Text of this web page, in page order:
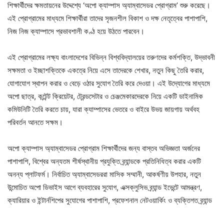
শিক্ষার্থীদের ক্ষমতায়নের উদ্দেশ্যে ‘অপো ক্যাম্পাস অ্যাম্বাসেডর প্রোগ্রাম’ শুরু করেছে।
এই প্রোগ্রামের মাধ্যমে শিক্ষার্থীরা তাদের সৃজনশীল বিকাশ ও দক্ষ নেতৃত্বের পাশাপাশি,
নিজ নিজ ক্যাম্পাসে প্রভাবশালী কণ্ঠ হয়ে উঠতে পারবেন।
এই প্রোগ্রামের লক্ষ্য বাংলাদেশের বিভিন্ন বিশ্ববিদ্যালয়ের তরুণদের কর্মশক্তি, উদ্ভাবনী
সক্ষমতা ও ইচ্ছাশক্তিকে একত্রে নিয়ে এসে তাদেরকে শেখার, নতুন কিছু তৈরি করার,
যোগাযোগ স্থাপন করার ও বেড়ে ওঠার সুযোগ তৈরি করে দেওয়া। এই উদ্যোগের মাধ্যমে
অপো ছাত্র, কন্টেন্ট ক্রিয়েটর, ট্রেন্ডসেটার ও চেঞ্জমেকারদেরকে নিয়ে একটি ডাইনামিক
কমিউনিটি তৈরি করতে চায়, যারা ক্যাম্পাসের ভেতরে ও বাইরে উভয় জায়গায় অর্থবহ
পরিবর্তন আনতে সক্ষম।
অপো ক্যাম্পাস অ্যাম্বাসেডর প্রোগ্রাম শিক্ষার্থীদের জন্য বাস্তব অভিজ্ঞতা অর্জনের
পাশাপাশি, বিশ্বের অন্যতম শীর্ষস্থানীয় প্রযুক্তি ব্র্যান্ডকে প্রতিনিধিত্ব করার একটি
অনন্য প্লাটফর্ম। নির্বাচিত অ্যাম্বাসেডররা মাসিক সম্মানী, আকর্ষণীয় উপহার, নতুন
উন্মোচিত অপো ডিভাইস আগে ব্যবহারের সুযোগ, এক্সক্লুসিভ ব্র্যান্ড ইভেন্টে আমন্ত্রণ,
ক্যারিয়ার ও ইন্টার্নশিপের সুযোগের পাশাপাশি, প্রফেশনাল নেটওয়ার্কিং ও ব্যক্তিগত ব্র্যান্ড